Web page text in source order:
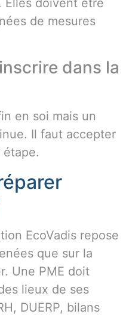
de mesures
dans la
en soi mais un
Il faut accepter
étape.
EcoVadis repose
que sur la
Une PME doit
lieux de ses
DUERP, bilans